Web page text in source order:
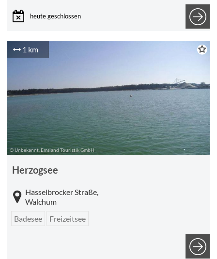
heute geschlossen
1 km
© Unbekannt, Emsland Touristik GmbH
Herzogsee
Hasselbrocker Straße,
Walchum
Badesee
Freizeitsee